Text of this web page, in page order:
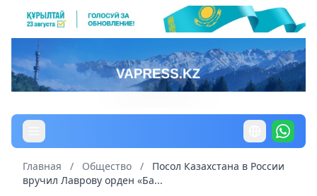
Главная / Общество /
Посол Казахстана в России
вручил Лаврову орден «Ба...